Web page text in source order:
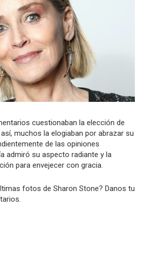
cuestionaban la elección de
muchos la elogiaban por abrazar su
de las opiniones
admiró su aspecto radiante y la
para envejecer con gracia.
fotos de Sharon Stone? Danos tu